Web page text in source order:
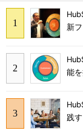
新
能
践